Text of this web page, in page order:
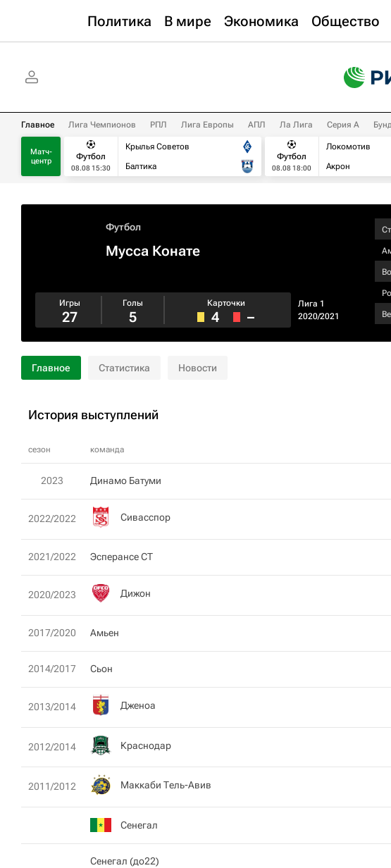
Политика В мире Экономика Общество
Главное Лига Чемпионов РПЛ Лига Европы АПЛ Ла Лига Серия А
Матч-
центр
Футбол
08.08 15:30
Крылья Советов
Балтика
Футбол
08.08 18:00
Локомотив
Акрон
Футбол
Мусса Конате
Лига 1
2020/2021
Игры
27
Голы
5
Карточки
4 –
Главное Статистика Новости
История выступлений
сезон команда
2023 Динамо Батуми
2022/2022 Сивасспор
2021/2022 Эсперансе СТ
2020/2023 Дижон
2017/2020 Амьен
2014/2017 Сьон
2013/2014 Дженоа
2012/2014 Краснодар
2011/2012 Маккаби Тель-Авив
Сенегал
Сенегал (до22)